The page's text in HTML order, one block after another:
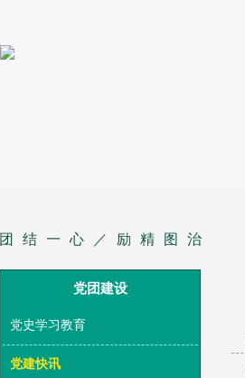
团结一心／励精图治
党团建设
党史学习教育
党建快讯